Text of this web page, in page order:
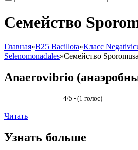
Семейство
Главная»B25 Bacillota»Класс
Selenomonadales»Семейство
Anaerovibrio
4/5 - (1 голос)
Читать
Узнать больше